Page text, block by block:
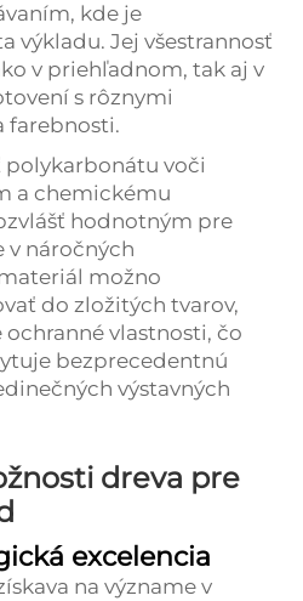
kde je
výkladu. Jej všestrannosť
v priehľadnom, tak aj v
s rôznymi
farebnosti.
voči
a chemickému
hodnotným pre
v náročných
možno
do zložitých tvarov,
vlastnosti, čo
bezprecedentnú
výstavných
dreva pre
excelencia
na význame v